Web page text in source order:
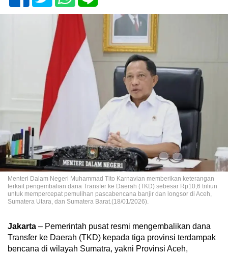
Menteri Dalam Negeri Muhammad Tito Karnavian memberikan keterangan
terkait pengembalian dana Transfer ke Daerah (TKD) sebesar Rp10,6 triliun
untuk mempercepat pemulihan pascabencana banjir dan longsor di Aceh,
Sumatera Utara, dan Sumatera Barat.(18/01/2026).
Jakarta – Pemerintah pusat resmi mengembalikan dana
Transfer ke Daerah (TKD) kepada tiga provinsi terdampak
bencana di wilayah Sumatra, yakni Provinsi Aceh,